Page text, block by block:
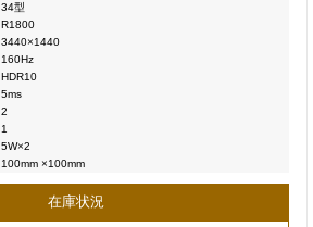
34型
R1800
3440×1440
160Hz
HDR10
5ms
2
1
5W×2
100mm ×100mm
在庫状況